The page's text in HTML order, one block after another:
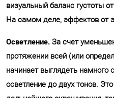
визуальный баланс густоты
На самом деле, эффектов от
Осветление. За счет
протяжении всей (или
начинает выглядеть намного
осветление до двух тонов.